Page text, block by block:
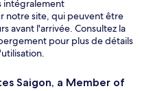
intégralement
notre site, qui peuvent être
avant l'arrivée. Consultez la
pour plus de détails
Saigon, a Member of